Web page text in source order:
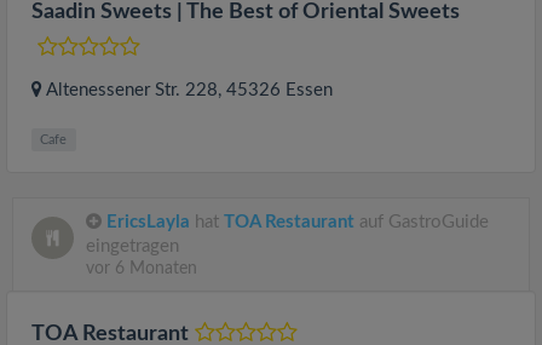
Saadin Sweets | The Best of Oriental Sweets
Altenessener Str. 228, 45326 Essen
Cafe
EricsLayla hat TOA Restaurant auf GastroGuide
eingetragen
vor 6 Monaten
TOA Restaurant